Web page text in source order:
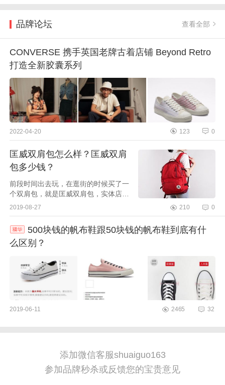
品牌论坛 查看全部
CONVERSE 携手英国老牌古着店铺 Beyond Retro
打造全新胶囊系列
2022-04-20 123 0
匡威双肩包怎么样？匡威双肩
包多少钱？
前段时间出去玩，在逛街的时候买了一
个双肩包，就是匡威双肩包，实体店购
入的，是259元。还是很值得入手的。
动物园买了这些吃...
2019-08-27 210 0
500块钱的帆布鞋跟50块钱的帆布鞋到底有什
么区别？
2019-06-11 2465 32
添加微信客服shuaiguo163
参加品牌秒杀或反馈您的宝贵意见